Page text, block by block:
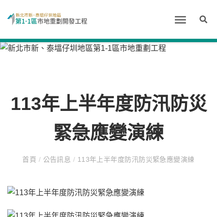
113年上半年度防汛防災
緊急應變演練
首頁 / 公告訊息 / 113年上半年度防汛防災緊急應變演練